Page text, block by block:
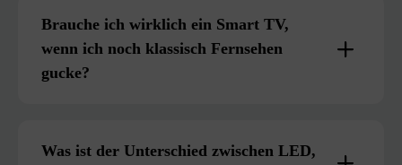
Brauche ich wirklich ein Smart TV,
wenn ich noch klassisch Fernsehen
gucke?
Was ist der Unterschied zwischen LED,